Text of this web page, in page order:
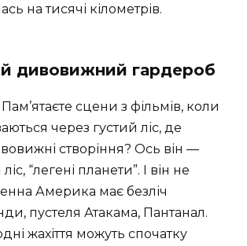
на тисячі кілометрів.
дивовижний гардероб
Пам’ятаєте сцени з фільмів, коли
через густий ліс, де
створіння? Ось він —
“легені планети”. І він не
Америка має безліч
пустеля Атакама, Пантанал.
жахіття можуть спочатку